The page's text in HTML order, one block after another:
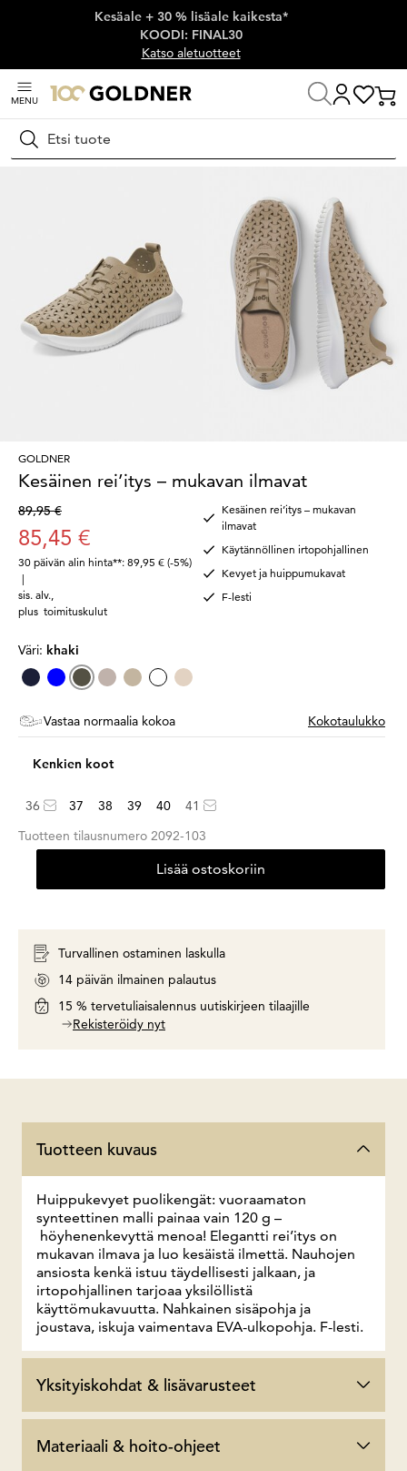
Ohita siirtymä, siirry pääsisältöön
Kesäale + 30 % lisäale kaikesta*
KOODI: FINAL30
Katso aletuotteet
MENU
Hae
Koti Kengät ja asusteet
GOLDNER
Kesäinen rei’itys – mukavan ilmavat
89,95 €
85,45 €
30 päivän alin hinta**: 89,95 € (-5%)
|
sis. alv.
plus toimituskulut
Kesäinen rei’itys – mukavan
ilmavat
Käytännöllinen irtopohjallinen
Kevyet ja huippumukavat
F-lesti
Väri: khaki
Vastaa normaalia kokoa Kokotaulukko
Kenkien koot
36 37 38 39 40
41
Tuotteen tilausnumero 2092-103
Lisää ostoskoriin
Turvallinen ostaminen laskulla
14 päivän ilmainen palautus
15 % tervetuliaisalennus uutiskirjeen tilaajille
Rekisteröidy nyt
Tuotteen kuvaus
Huippukevyet puolikengät: vuoraamaton
synteettinen malli painaa vain 120 g –
höyhenenkevyttä menoa! Elegantti rei’itys on
mukavan ilmava ja luo kesäistä ilmettä. Nauhojen
ansiosta kenkä istuu täydellisesti jalkaan, ja
irtopohjallinen tarjoaa yksilöllistä
käyttömukavuutta. Nahkainen sisäpohja ja
joustava, iskuja vaimentava EVA-ulkopohja. F-lesti.
Yksityiskohdat & lisävarusteet
Materiaali & hoito-ohjeet